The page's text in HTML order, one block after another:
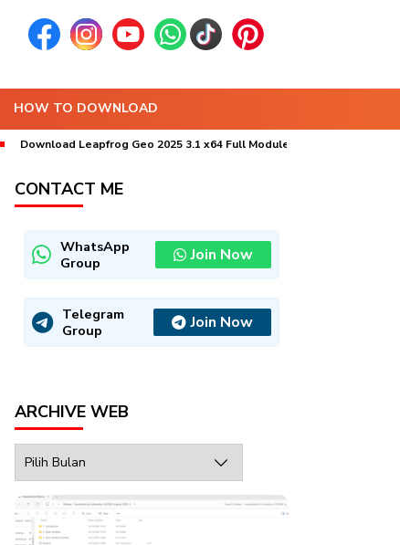
HOW TO DOWNLOAD
Download Leapfrog Geo 2025 3.1 x64 Full Module
CONTACT ME
WhatsApp
Group
Join Now
Telegram
Group
Join Now
ARCHIVE WEB
Web